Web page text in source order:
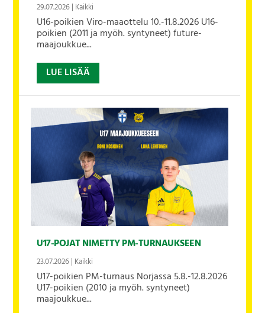
29.07.2026| Kaikki
U16-poikien Viro-maaottelu 10.-11.8.2026 U16-
poikien (2011 ja myöh. syntyneet) future-
maajoukkue...
LUE LISÄÄ
U17-POJAT NIMETTY PM-TURNAUKSEEN
23.07.2026| Kaikki
U17-poikien PM-turnaus Norjassa 5.8.-12.8.2026
U17-poikien (2010 ja myöh. syntyneet)
maajoukkue...